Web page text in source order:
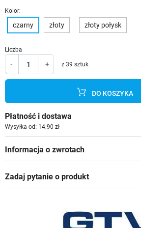
Kolor:
czarny złoty złoty połysk
Liczba
- + z 39 sztuk
DO KOSZYKA
Płatność i dostawa
Wysyłka od: 14.90 zł
Informacja o zwrotach
Zadaj pytanie o produkt